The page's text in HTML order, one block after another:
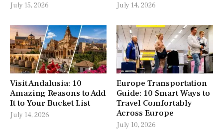
July 15, 2026 July 14, 2026
Visit Andalusia: 10
Amazing Reasons to Add
It to Your Bucket List
July 14, 2026
Europe Transportation
Guide: 10 Smart Ways to
Travel Comfortably
Across Europe
July 10, 2026